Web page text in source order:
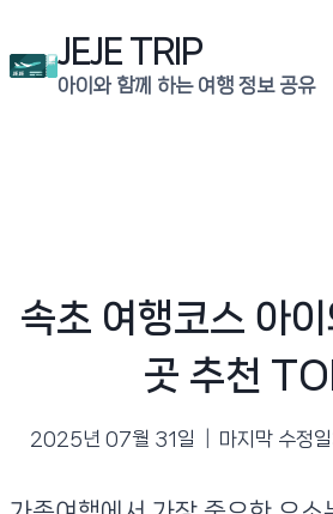
to
content
JEJE TRIP
아이와 함께 하는 여행 정보 공유
속초 여행코스 아
곳 추천
2025년 07월 31일 마지막 수정